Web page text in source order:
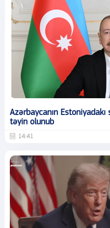
Azərbaycanın Estoniyadakı
təyin olunub
14:41